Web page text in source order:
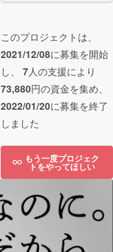
このプロジェクトは、
2021/12/08に募集を開始
し、 7人の支援により
73,880円の資金を集め、
2022/01/20に募集を終了
しました
もう一度プロジェク
トをやってほしい